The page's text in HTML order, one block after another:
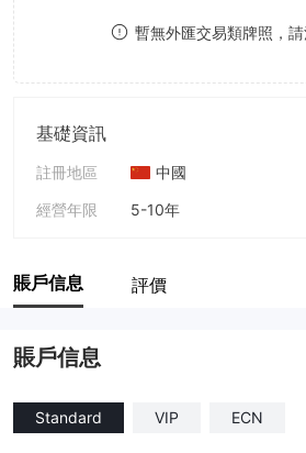
暫無外匯交易類牌照，請
基礎資訊
註冊地區
中國
經營年限
5-10年
賬戶信息 評價
賬戶信息
Standard VIP ECN